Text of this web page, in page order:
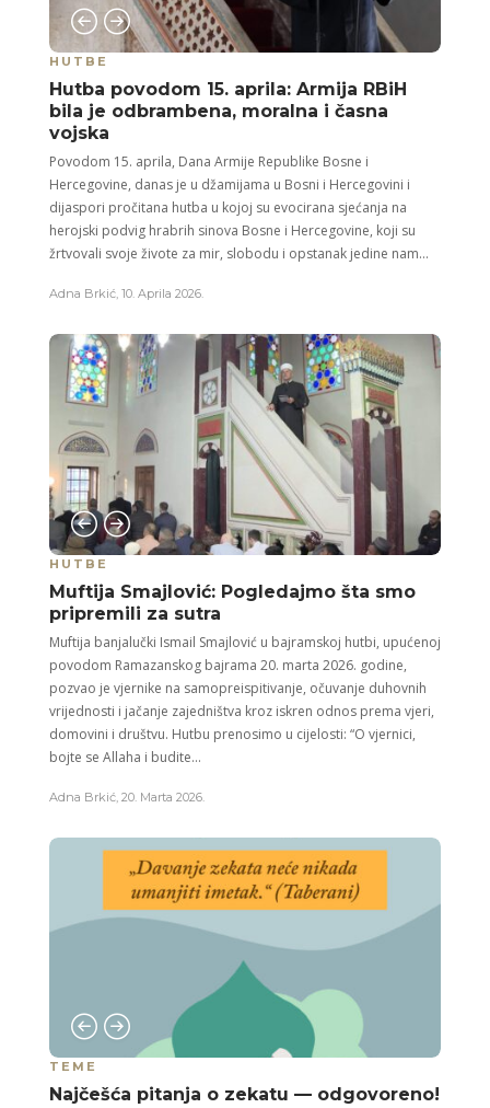
HUTBE
Hutba povodom 15. aprila: Armija RBiH
bila je odbrambena, moralna i časna
vojska
Povodom 15. aprila, Dana Armije Republike Bosne i
Hercegovine, danas je u džamijama u Bosni i Hercegovini i
dijaspori pročitana hutba u kojoj su evocirana sjećanja na
herojski podvig hrabrih sinova Bosne i Hercegovine, koji su
žrtvovali svoje živote za mir, slobodu i opstanak jedine nam...
Adna Brkić, 10. Aprila 2026.
HUTBE
Muftija Smajlović: Pogledajmo šta smo
pripremili za sutra
Muftija banjalučki Ismail Smajlović u bajramskoj hutbi, upućenoj
povodom Ramazanskog bajrama 20. marta 2026. godine,
pozvao je vjernike na samopreispitivanje, očuvanje duhovnih
vrijednosti i jačanje zajedništva kroz iskren odnos prema vjeri,
domovini i društvu. Hutbu prenosimo u cijelosti: “O vjernici,
bojte se Allaha i budite...
Adna Brkić 20. Marta 2026.
TEME
Najčešća pitanja o zekatu — odgovoreno!